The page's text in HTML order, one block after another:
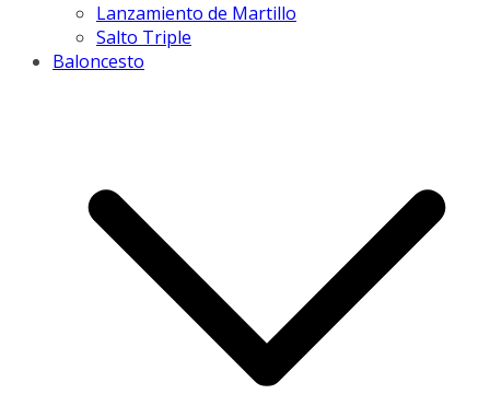
Lanzamiento de Martillo
Salto Triple
Baloncesto